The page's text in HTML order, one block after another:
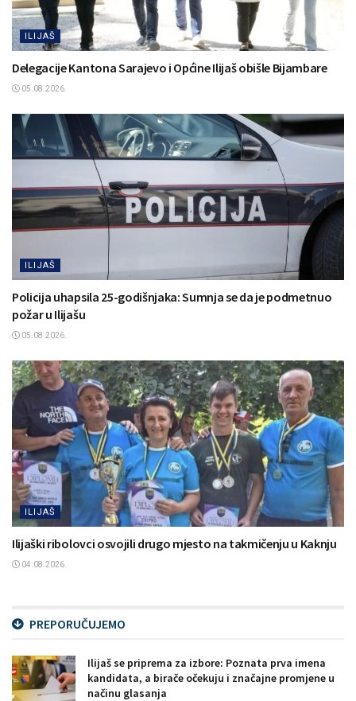
ILIJAŠ
Delegacije Kantona Sarajevo i Općine Ilijaš obišle Bijambare
05.08.2026.
ILIJAŠ
Policija uhapsila 25-godišnjaka: Sumnja se da je podmetnuo
požar u Ilijašu
05.08.2026.
ILIJAŠ
Ilijaški ribolovci osvojili drugo mjesto na takmičenju u Kaknju
04.08.2026.
PREPORUČUJEMO
Ilijaš se priprema za izbore: Poznata prva imena
kandidata, a birače očekuju i značajne promjene u
načinu glasanja